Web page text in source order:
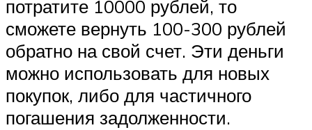
потратите 10000 рублей, то
сможете вернуть 100-300 рублей
обратно на свой счет. Эти деньги
можно использовать для новых
покупок, либо для частичного
погашения задолженности.